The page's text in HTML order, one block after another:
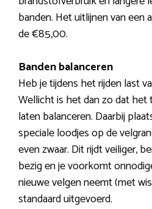
banden. Het uitlijnen van
de €85,00.
Banden balanceren
Heb je tijdens het rijden last
Wellicht is het dan zo dat het
laten balanceren. Daarbij
speciale loodjes op de
even zwaar. Dit rijdt veiliger,
bezig en je voorkomt
nieuwe velgen neemt (met
standaard uitgevoerd.